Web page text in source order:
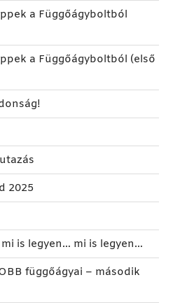
a Függőágyboltból
a Függőágyboltból (első
2025
is legyen… mi is legyen…
függőágyai – második